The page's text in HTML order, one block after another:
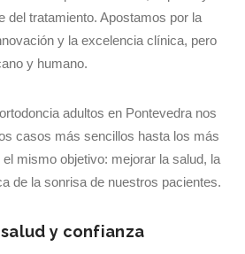
del tratamiento. Apostamos por la
y la excelencia clínica, pero
y humano.
adultos en Pontevedra nos
casos más sencillos hasta los más
mismo objetivo: mejorar la salud, la
de la sonrisa de nuestros pacientes.
y confianza